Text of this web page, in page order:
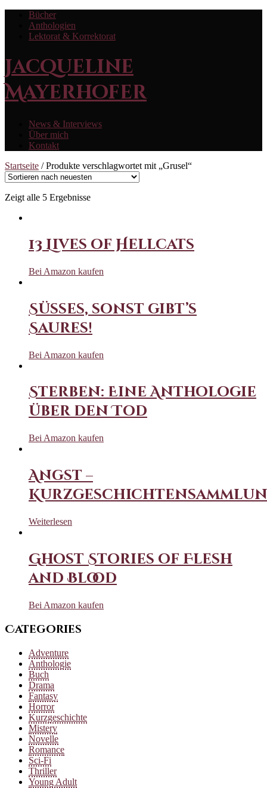
Bücher
Anthologien
Lektorat & Korrektorat
Jacqueline
Mayerhofer
News & Interviews
Über mich
Kontakt
Startseite / Produkte verschlagwortet mit „Grusel“
Zeigt alle 5 Ergebnisse
13 Lives of Hellcats
Bei Amazon kaufen
Süßes, sonst gibt’s
Saures!
Bei Amazon kaufen
Sterben: Eine Anthologie
über den Tod
Bei Amazon kaufen
Angst –
Weiterlesen
Ghost Stories of Flesh
and Blood
Bei Amazon kaufen
Categories
Adventure
Anthologie
Buch
Drama
Fantasy
Horror
Kurzgeschichte
Mistery
Novelle
Romance
Sci-Fi
Thriller
Young Adult